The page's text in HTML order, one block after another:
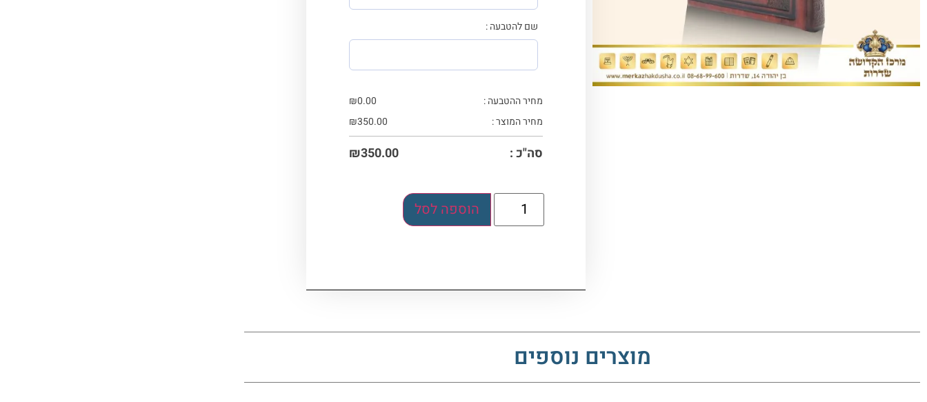
שם להטבעה :
מחיר ההטבעה : ₪0.00
מחיר המוצר :
₪350.00
סה"כ : ₪350.00
הוספה לסל
מוצרים נוספים